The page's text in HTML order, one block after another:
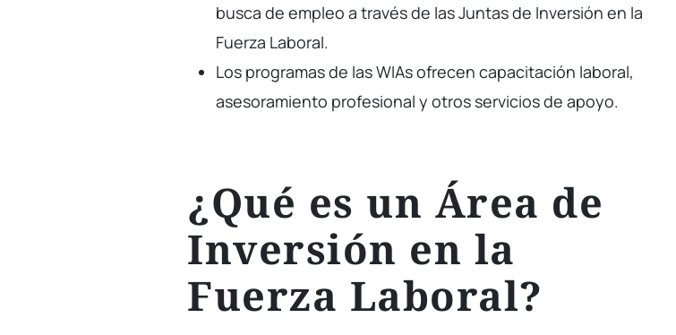
busca de empleo a través de las Juntas de Inversión en la
Fuerza Laboral.
Los programas de las WIAs ofrecen capacitación laboral,
asesoramiento profesional y otros servicios de apoyo.
¿Qué es un Área de
Inversión en la
Fuerza Laboral?